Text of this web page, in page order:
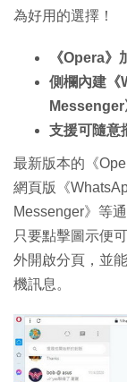
為好用的選擇！
《Opera》
側欄內建
Messenger
支援可隨意
最新版本的《
網頁版《
Messenger》等
只要點擊圖示便
外開啟分頁，並
機訊息。